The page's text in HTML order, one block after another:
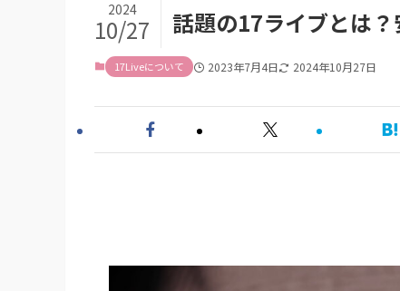
話題の17ライブとは
2024
10/27
17Liveについて 2023年7月4日 2024年10月27日